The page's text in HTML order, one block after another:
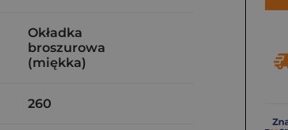
Okładka
broszurowa
(miękka)
260